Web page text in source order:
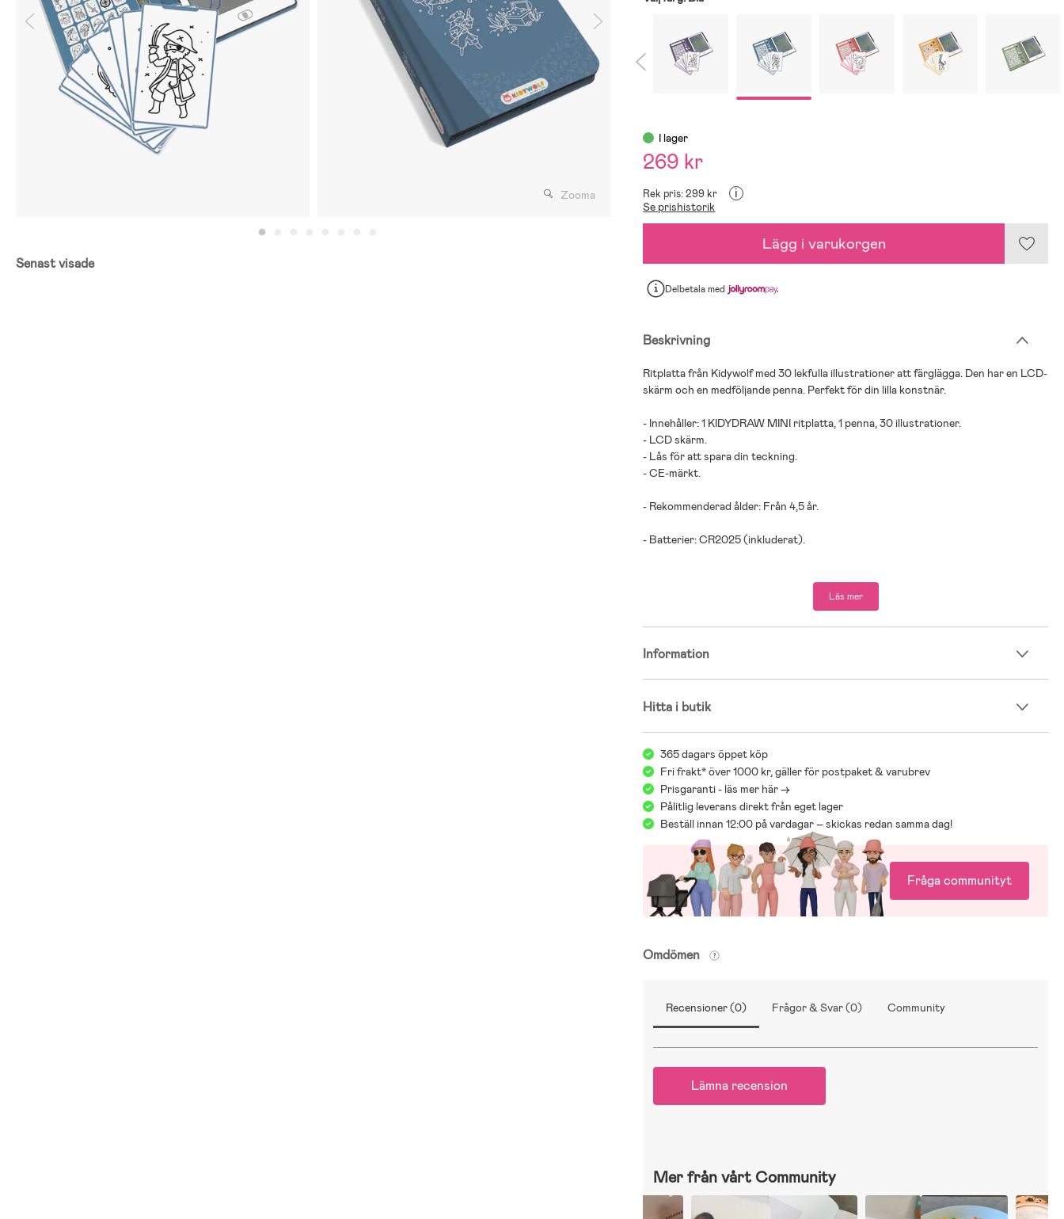
Zooma
Senast visade
I lager
269 kr
Rek pris: 299 kr i
Se prishistorik
Lägg i varukorgen
Delbetalamed
Beskrivning
Ritplatta från Kidywolf med 30 lekfulla illustrationer att färglägga. Den har en LCD-
skärm och en medföljande penna. Perfekt för din lilla konstnär.
- Innehåller: 1 KIDYDRAW MINI ritplatta, 1 penna, 30 illustrationer.
- LCD skärm.
- Lås för att spara din teckning.
- CE-märkt.
- Rekommenderad ålder: Från 4,5 år.
- Batterier: CR2025 (inkluderat).
Läs mer
Information
Hitta i butik
365 dagars öppet köp
Fri frakt* över 1000 kr, gäller för postpaket & varubrev
Prisgaranti - läs mer här ->
Pålitlig leverans direkt från eget lager
Beställ innan 12:00 på vardagar – skickas redan samma dag!
Fråga communityt
Omdömen
Recensioner (0) Frågor & Svar (0) Community
Lämna recension
Mer från vårt Community